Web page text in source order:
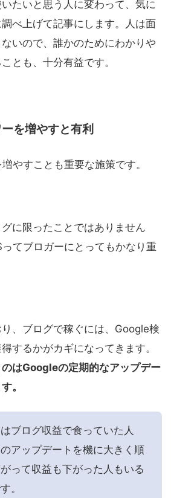
たいと思う人に変わって、気に
べ上げて記事にします。人は面
いので、誰かのためにわかりや
とも、十分有益です。
を増やすと有利
やすことも重要な施策です。
に限ったことではありません
てブロガーにとってもかなり重
、ブログで稼ぐには、Google検
するかがカギになってきます。
はGoogleの定期的なアップデー
。
ブログ収益で食っていた人
アップデートを機に大きく順
って収益も下がった人もいる
。